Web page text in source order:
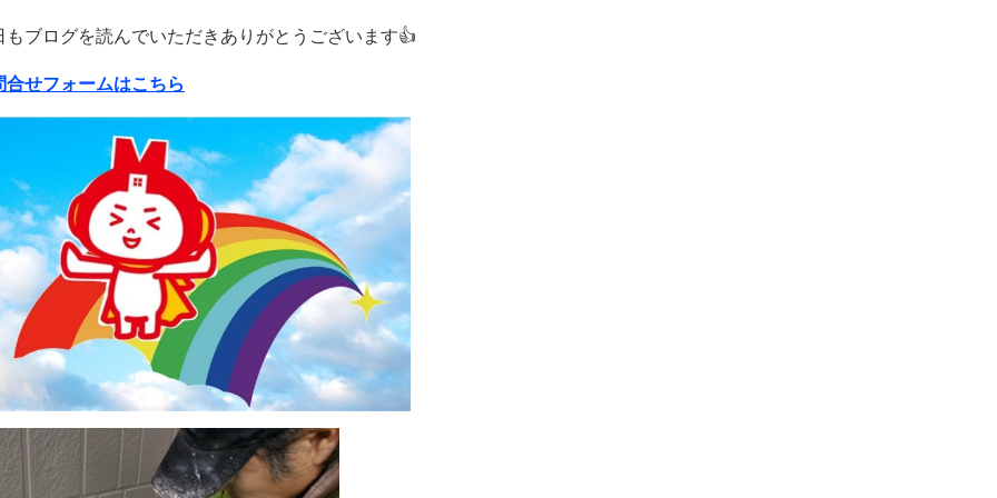
もブログを読んでいただきありがとうございます👍
合せフォームはこちら